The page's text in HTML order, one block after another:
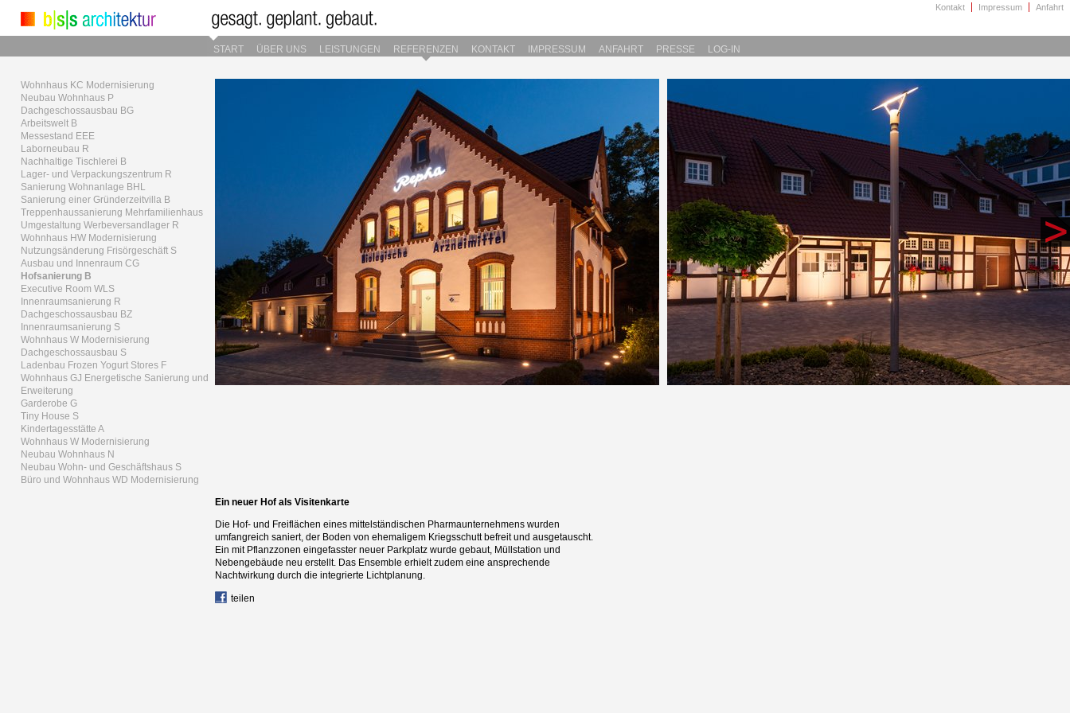
Kontakt Impressum Anfahrt
START ÜBER UNS LEISTUNGEN REFERENZEN KONTAKT IMPRESSUM ANFAHRT PRESSE LOG-IN
Wohnhaus KC Modernisierung
Neubau Wohnhaus P
Dachgeschossausbau BG
Arbeitswelt B
Messestand EEE
Laborneubau R
Nachhaltige Tischlerei B
Lager- und Verpackungszentrum R
Sanierung Wohnanlage BHL
Sanierung einer Gründerzeitvilla B
Treppenhaussanierung Mehrfamilienhaus
Umgestaltung Werbeversandlager R
Wohnhaus HW Modernisierung
Nutzungsänderung Frisörgeschäft S
Ausbau und Innenraum CG
Hofsanierung B
Executive Room WLS
Innenraumsanierung R
Dachgeschossausbau BZ
Innenraumsanierung S
Wohnhaus W Modernisierung
Dachgeschossausbau S
Ladenbau Frozen Yogurt Stores F
Wohnhaus GJ Energetische Sanierung und
Erweiterung
Garderobe G
Tiny House S
Kindertagesstätte A
Wohnhaus W Modernisierung
Neubau Wohnhaus N
Neubau Wohn- und Geschäftshaus S
Büro und Wohnhaus WD Modernisierung
Ein neuer Hof als Visitenkarte
Die Hof- und Freiflächen eines mittelständischen Pharmaunternehmens wurden
umfangreich saniert, der Boden von ehemaligem Kriegsschutt befreit und ausgetauscht.
Ein mit Pflanzzonen eingefasster neuer Parkplatz wurde gebaut, Müllstation und
Nebengebäude neu erstellt. Das Ensemble erhielt zudem eine ansprechende
Nachtwirkung durch die integrierte Lichtplanung.
teilen